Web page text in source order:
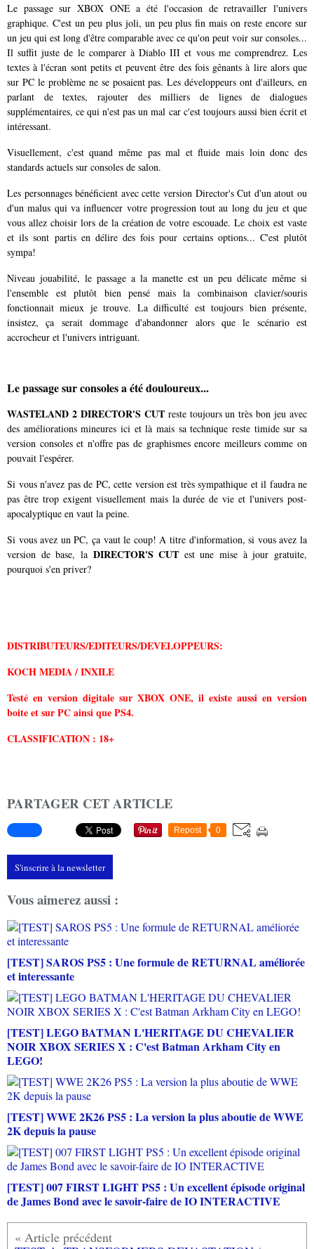
Le passage sur XBOX ONE a été l'occasion de retravailler l'univers
graphique. C'est un peu plus joli, un peu plus fin mais on reste encore sur
un jeu qui est long d'être comparable avec ce qu'on peut voir sur consoles...
Il suffit juste de le comparer à Diablo III et vous me comprendrez. Les
textes à l'écran sont petits et peuvent être des fois gênants à lire alors que
sur PC le problème ne se posaient pas. Les développeurs ont d'ailleurs, en
parlant de textes, rajouter des milliers de lignes de dialogues
supplémentaires, ce qui n'est pas un mal car c'est toujours aussi bien écrit et
intéressant.
Visuellement, c'est quand même pas mal et fluide mais loin donc des
standards actuels sur consoles de salon.
Les personnages bénéficient avec cette version Director's Cut d'un atout ou
d'un malus qui va influencer votre progression tout au long du jeu et que
vous allez choisir lors de la création de votre escouade. Le choix est vaste
et ils sont partis en délire des fois pour certains options... C'est plutôt
sympa!
Niveau jouabilité, le passage a la manette est un peu délicate même si
l'ensemble est plutôt bien pensé mais la combinaison clavier/souris
fonctionnait mieux je trouve. La difficulté est toujours bien présente,
insistez, ça serait dommage d'abandonner alors que le scénario est
accrocheur et l'univers intriguant.
Le passage sur consoles a été douloureux...
WASTELAND 2 DIRECTOR'S CUTreste toujours un très bon jeu avec
des améliorations mineures ici et là mais sa technique reste timide sur sa
version consoles et n'offre pas de graphismes encore meilleurs comme on
pouvait l'espérer.
Si vous n'avez pas de PC, cette version est très sympathique et il faudra ne
pas être trop exigent visuellement mais la durée de vie et l'univers post-
apocalyptique en vaut la peine.
Si vous avez un PC, ça vaut le coup! A titre d'information, si vous avez la
version de base, la DIRECTOR'S CUT est une mise à jour gratuite,
pourquoi s'en priver?
DISTRIBUTEURS/EDITEURS/DEVELOPPEURS:
KOCH MEDIA / INXILE
Testé en version digitale sur XBOX ONE, il existe aussi en version
boite et sur PC ainsi que PS4.
CLASSIFICATION : 18+
PARTAGER CET ARTICLE
Repost 0
S'inscrire à la newsletter
Vous aimerez aussi :
[TEST] SAROS PS5 : Une formule de RETURNAL améliorée
et interessante
[TEST] LEGO BATMAN L'HERITAGE DU CHEVALIER
NOIR XBOX SERIES X : C'est Batman Arkham City en
LEGO!
[TEST] WWE 2K26 PS5 : La version la plus aboutie de WWE
2K depuis la pause
[TEST] 007 FIRST LIGHT PS5 : Un excellent épisode original
de James Bond avec le savoir-faire de IO INTERACTIVE